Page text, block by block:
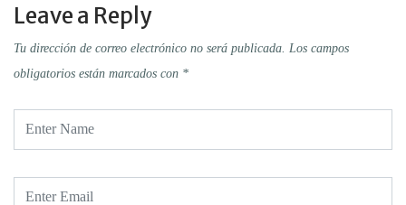
Leave a Reply
Tu dirección de correo electrónico no será publicada. Los campos
obligatorios están marcados con *